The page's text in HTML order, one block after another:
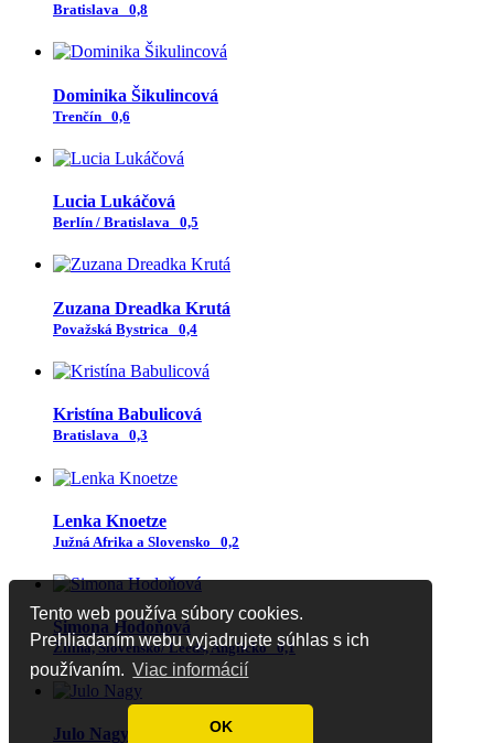
Tento web používa súbory cookies.
Prehliadaním webu vyjadrujete súhlas s ich
používaním. Viac informácií
OK
Bratislava 0,8
Dominika Šikulincová
Trenčín 0,6
Lucia Lukáčová
Berlín / Bratislava 0,5
Zuzana Dreadka Krutá
Považská Bystrica 0,4
Kristína Babulicová
Bratislava 0,3
Lenka Knoetze
Južná Afrika a Slovensko 0,2
Simona Hodoňová
Žilina, Slovensko/ Leeds, Anglicko 0,1
Julo Nagy